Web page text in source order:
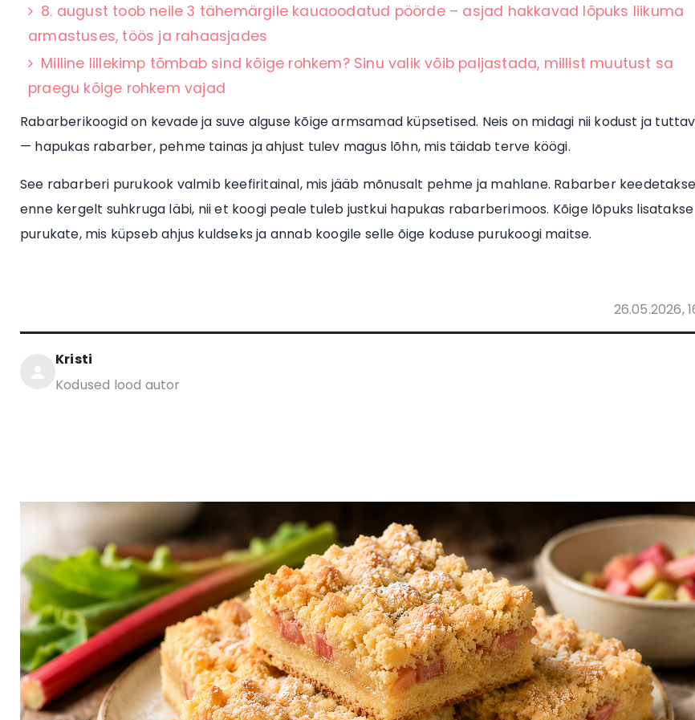
8. august toob neile 3 tähemärgile kauaoodatud pöörde – asjad hakkavad lõpuks liikuma
armastuses, töös ja rahaasjades
Milline lillekimp tõmbab sind kõige rohkem? Sinu valik võib paljastada, millist muutust sa
praegu kõige rohkem vajad
Rabarberikoogid on kevade ja suve alguse kõige armsamad küpsetised. Neis on midagi nii kodust ja
— hapukas rabarber, pehme tainas ja ahjust tulev magus lõhn, mis täidab terve köögi.
See rabarberi purukook valmib keefiritainal, mis jääb mõnusalt pehme ja mahlane. Rabarber keedetakse
enne kergelt suhkruga läbi, nii et koogi peale tuleb justkui hapukas rabarberimoos. Kõige lõpuks lisatakse
purukate, mis küpseb ahjus kuldseks ja annab koogile selle õige koduse purukoogi maitse.
26.05.2026,
Kristi
Kodused lood autor